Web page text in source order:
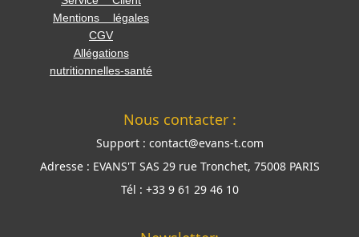
Mentions légales
CGV
Allégations
nutritionnelles-santé
Nous contacter :
Support : contact@evans-t.com
Adresse : EVANS'T SAS 29 rue Tronchet, 75008 PARIS
Tél : +33 9 61 29 46 10